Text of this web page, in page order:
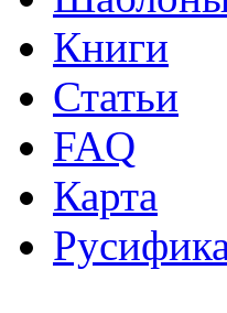
Книги
Статьи
FAQ
Карта